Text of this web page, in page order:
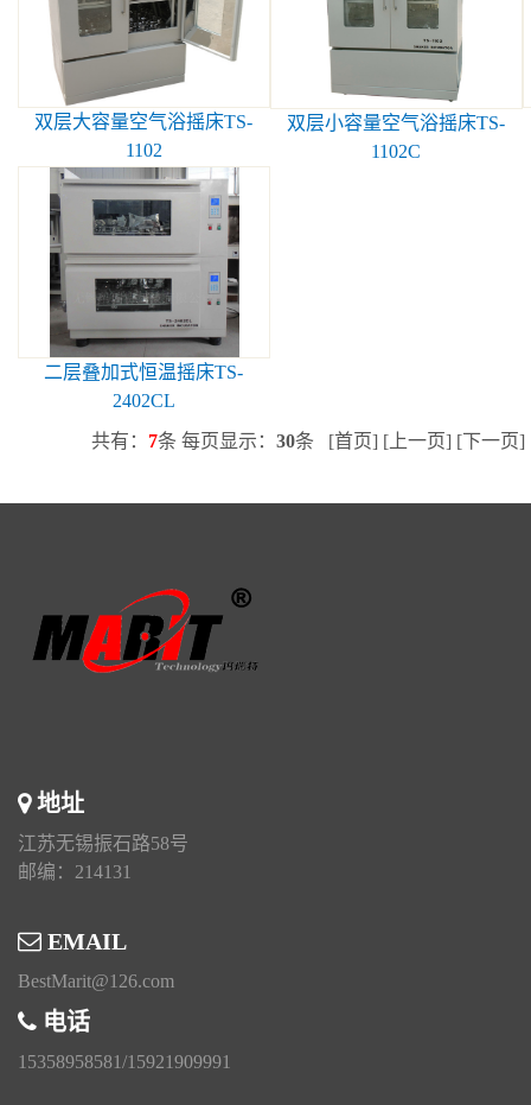
双层大容量空气浴摇床TS-
1102
双层小容量空气浴摇床TS-
1102C
二层叠加式恒温摇床TS-
2402CL
共有： 7条 每页显示： 30条 [首页] [上一页] [下一页
地址
江苏无锡振石路58号
邮编：214131
EMAIL
BestMarit@126.com
电话
15358958581/15921909991